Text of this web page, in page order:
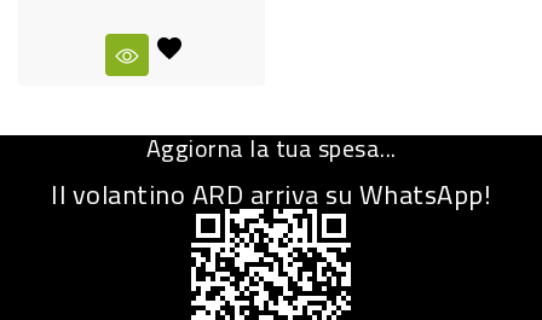
CARTA
AFFINI
Aggiorna la tua spesa...
Il volantino ARD arriva su WhatsApp!